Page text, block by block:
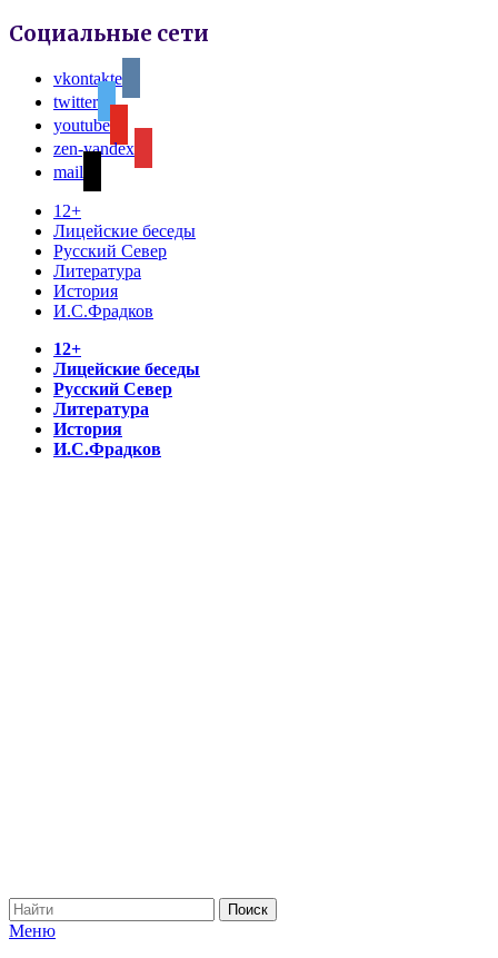
Социальные сети
vkontakte
twitter
youtube
zen-yandex
mail
12+
Лицейские беседы
Русский Север
Литература
История
И.С.Фрадков
12+
Лицейские беседы
Русский Север
Литература
История
И.С.Фрадков
Меню